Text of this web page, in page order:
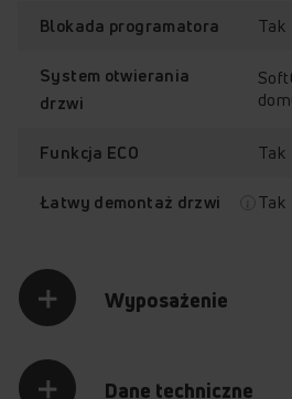
SoftSteam®
Przytrzymaj palec na punkcie z
zawartość.
Blokada programatora Tak
System otwierania
drzwi
Funkcja ECO Tak
Łatwy demontaż drzwi Tak
Wyposażenie
Dane techniczne